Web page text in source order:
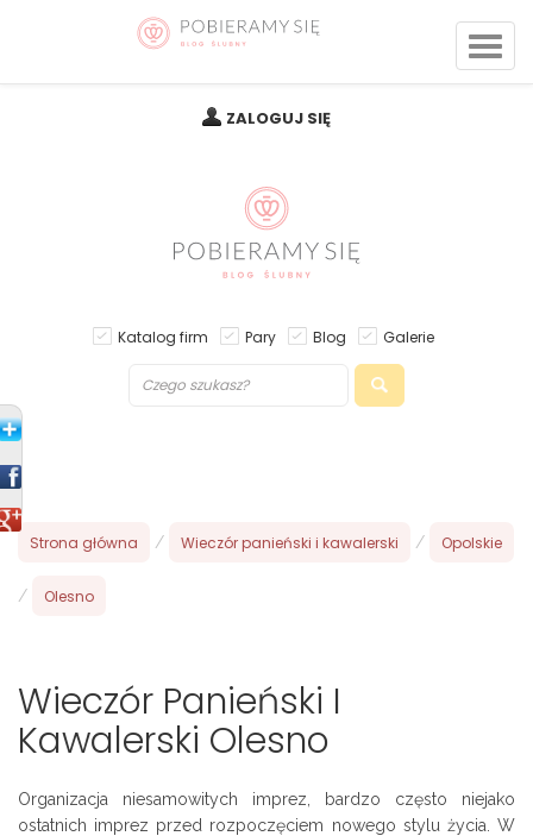
ZALOGUJ SIĘ
Katalog firm Pary Blog Galerie
Strona główna / Wieczór panieński i kawalerski / Opolskie
/ Olesno
Wieczór Panieński I
Kawalerski Olesno
Organizacja niesamowitych imprez, bardzo często niejako
ostatnich imprez przed rozpoczęciem nowego stylu życia. W